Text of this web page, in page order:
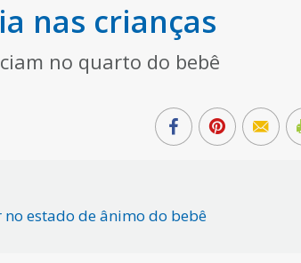
nas crianças
no quarto do bebê
estado de ânimo do bebê